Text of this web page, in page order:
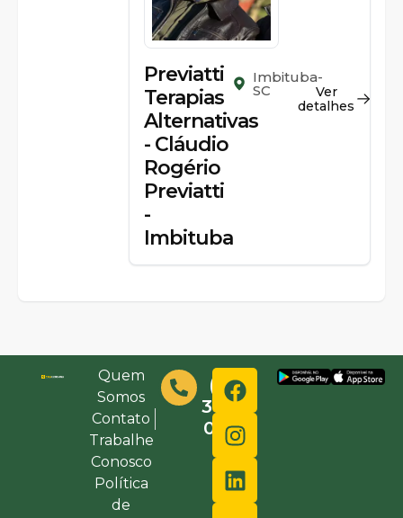
Previatti
Terapias
Alternativas
- Cláudio
Rogério
Previatti
-
Imbituba
Imbituba-
SC
Ver
detalhes
Quem
Somos
Contato
Trabalhe
Conosco
Política
de
(48)
3632-
0000